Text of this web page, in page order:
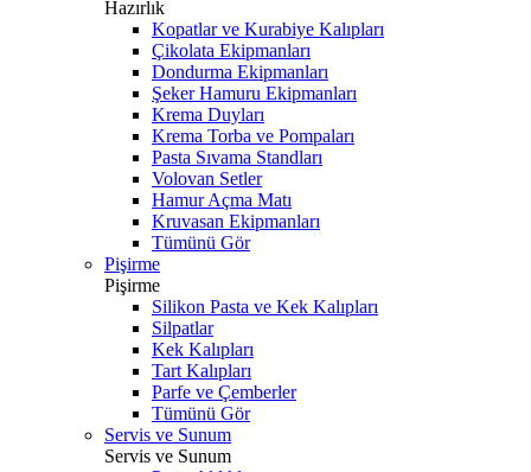
Hazırlık
Kopatlar ve Kurabiye Kalıpları
Çikolata Ekipmanları
Dondurma Ekipmanları
Şeker Hamuru Ekipmanları
Krema Duyları
Krema Torba ve Pompaları
Pasta Sıvama Standları
Volovan Setler
Hamur Açma Matı
Kruvasan Ekipmanları
Tümünü Gör
Pişirme
Pişirme
Silikon Pasta ve Kek Kalıpları
Silpatlar
Kek Kalıpları
Tart Kalıpları
Parfe ve Çemberler
Tümünü Gör
Servis ve Sunum
Servis ve Sunum